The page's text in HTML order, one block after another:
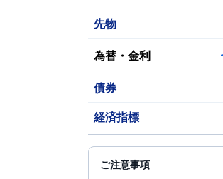
先物
為替・金利
債券
経済指標
ご注意事項